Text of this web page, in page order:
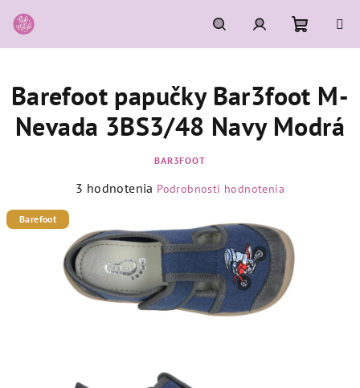
na
obsah
HľadaťPrihlásenie
košík
Barefoot papučky Bar3foot M-
Nevada 3BS3/48 Navy Modrá
BAR3FOOT
Priemerné
je
5,0
z
5
hviezdičiek.
3 hodnotenia Podrobnosti hodnotenia
Barefoot